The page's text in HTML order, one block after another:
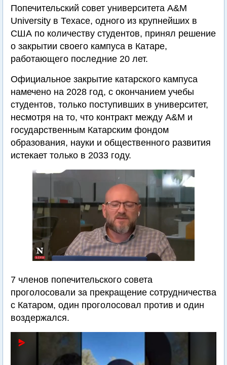
Попечительский совет университета A&M
University в Техасе, одного из крупнейших в
США по количеству студентов, принял решение
о закрытии своего кампуса в Катаре,
работающего последние 20 лет.
Официальное закрытие катарского кампуса
намечено на 2028 год, с окончанием учебы
студентов, только поступивших в университет,
несмотря на то, что контракт между A&M и
государственным Катарским фондом
образования, науки и общественного развития
истекает только в 2033 году.
7 членов попечительского совета
проголосовали за прекращение сотрудничества
с Катаром, один проголосовал против и один
воздержался.